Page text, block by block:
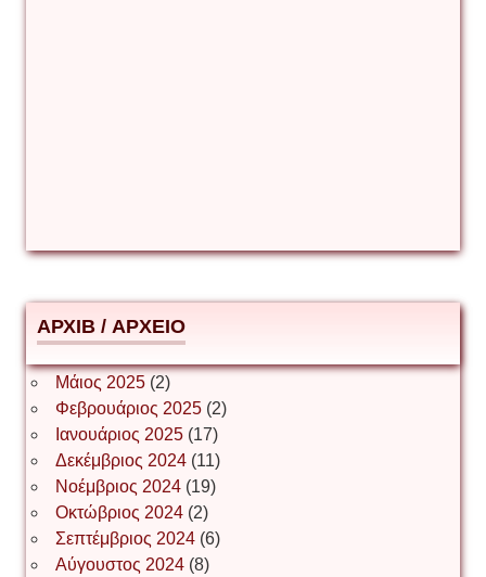
Δημήτριος Ζακοντινός
ΕΥΑΓΓΕΛΟΣ ΜΩΚΟΣ
Ιωάννης Σ. Παπαφλωράτος
ΝΙΚΟΣ ΓΑΤΟΣ
АРХІВ / ΑΡΧΕΙΟ
Μάιος 2025(2)
Φεβρουάριος 2025(2)
Ιανουάριος 2025(17)
Δεκέμβριος 2024(11)
Νοέμβριος 2024(19)
Οκτώβριος 2024(2)
Σεπτέμβριος 2024(6)
Αύγουστος 2024(8)